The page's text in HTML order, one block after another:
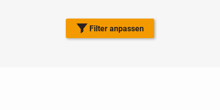
Filter anpassen